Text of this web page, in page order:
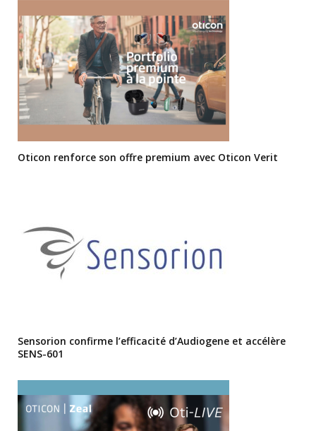
Oticon renforce son offre premium avec Oticon Verit
Sensorion confirme l’efficacité d’Audiogene et accélère
SENS-601